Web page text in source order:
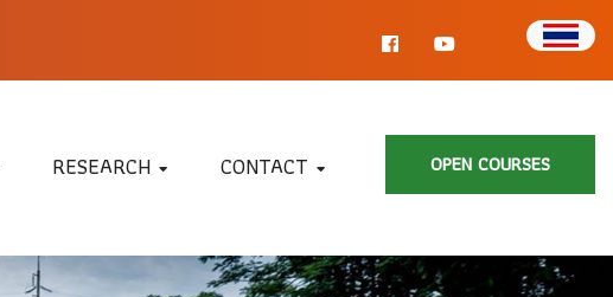
RESEARCH CONTACT OPEN COURSES